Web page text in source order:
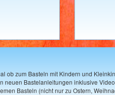
ob zum Basteln mit Kindern und
neuen Bastelanleitungen inklusive
Basteln (nicht nur zu Ostern,